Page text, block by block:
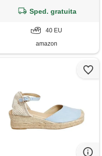
Sped. gratuita
40 EU
amazon